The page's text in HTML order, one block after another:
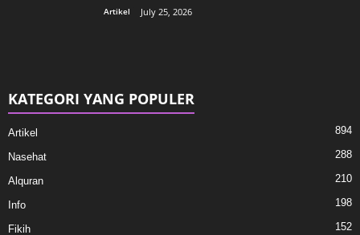
Artikel July 25, 2026
KATEGORI YANG POPULER
Artikel 894
Nasehat 288
Alquran 210
Info 198
Fikih 152